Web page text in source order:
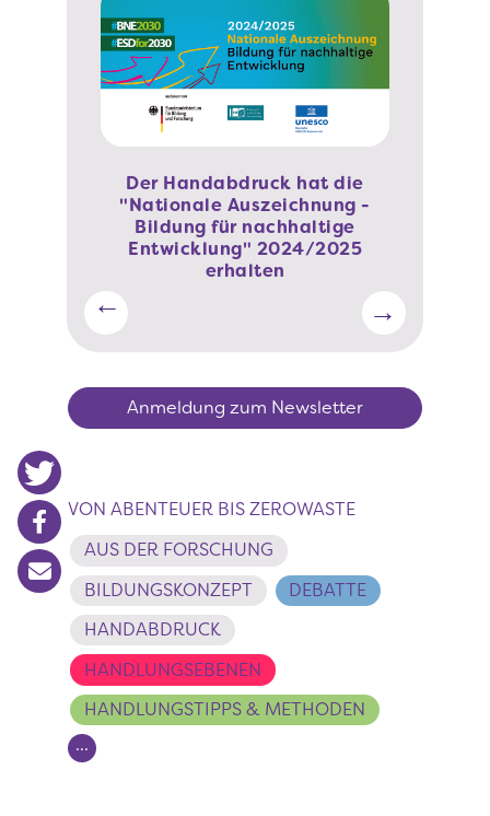
Der Handabdruck hat die
"Nationale Auszeichnung -
Bildung für nachhaltige
Entwicklung" 2024/2025
erhalten
Anmeldung zum Newsletter
VON ABENTEUER BIS ZEROWASTE
AUS DER FORSCHUNG
BILDUNGSKONZEPT
DEBATTE
HANDABDRUCK
HANDLUNGSEBENEN
HANDLUNGSTIPPS & METHODEN
Seitennummerierung
...